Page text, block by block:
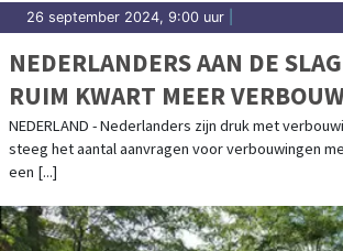
26 september 2024, 9:00 uur
NEDERLANDERS AAN DE
RUIM KWART MEER
2024
NEDERLAND - Nederlanders zijn druk met
steeg het aantal aanvragen voor verbouwingen
een [...]